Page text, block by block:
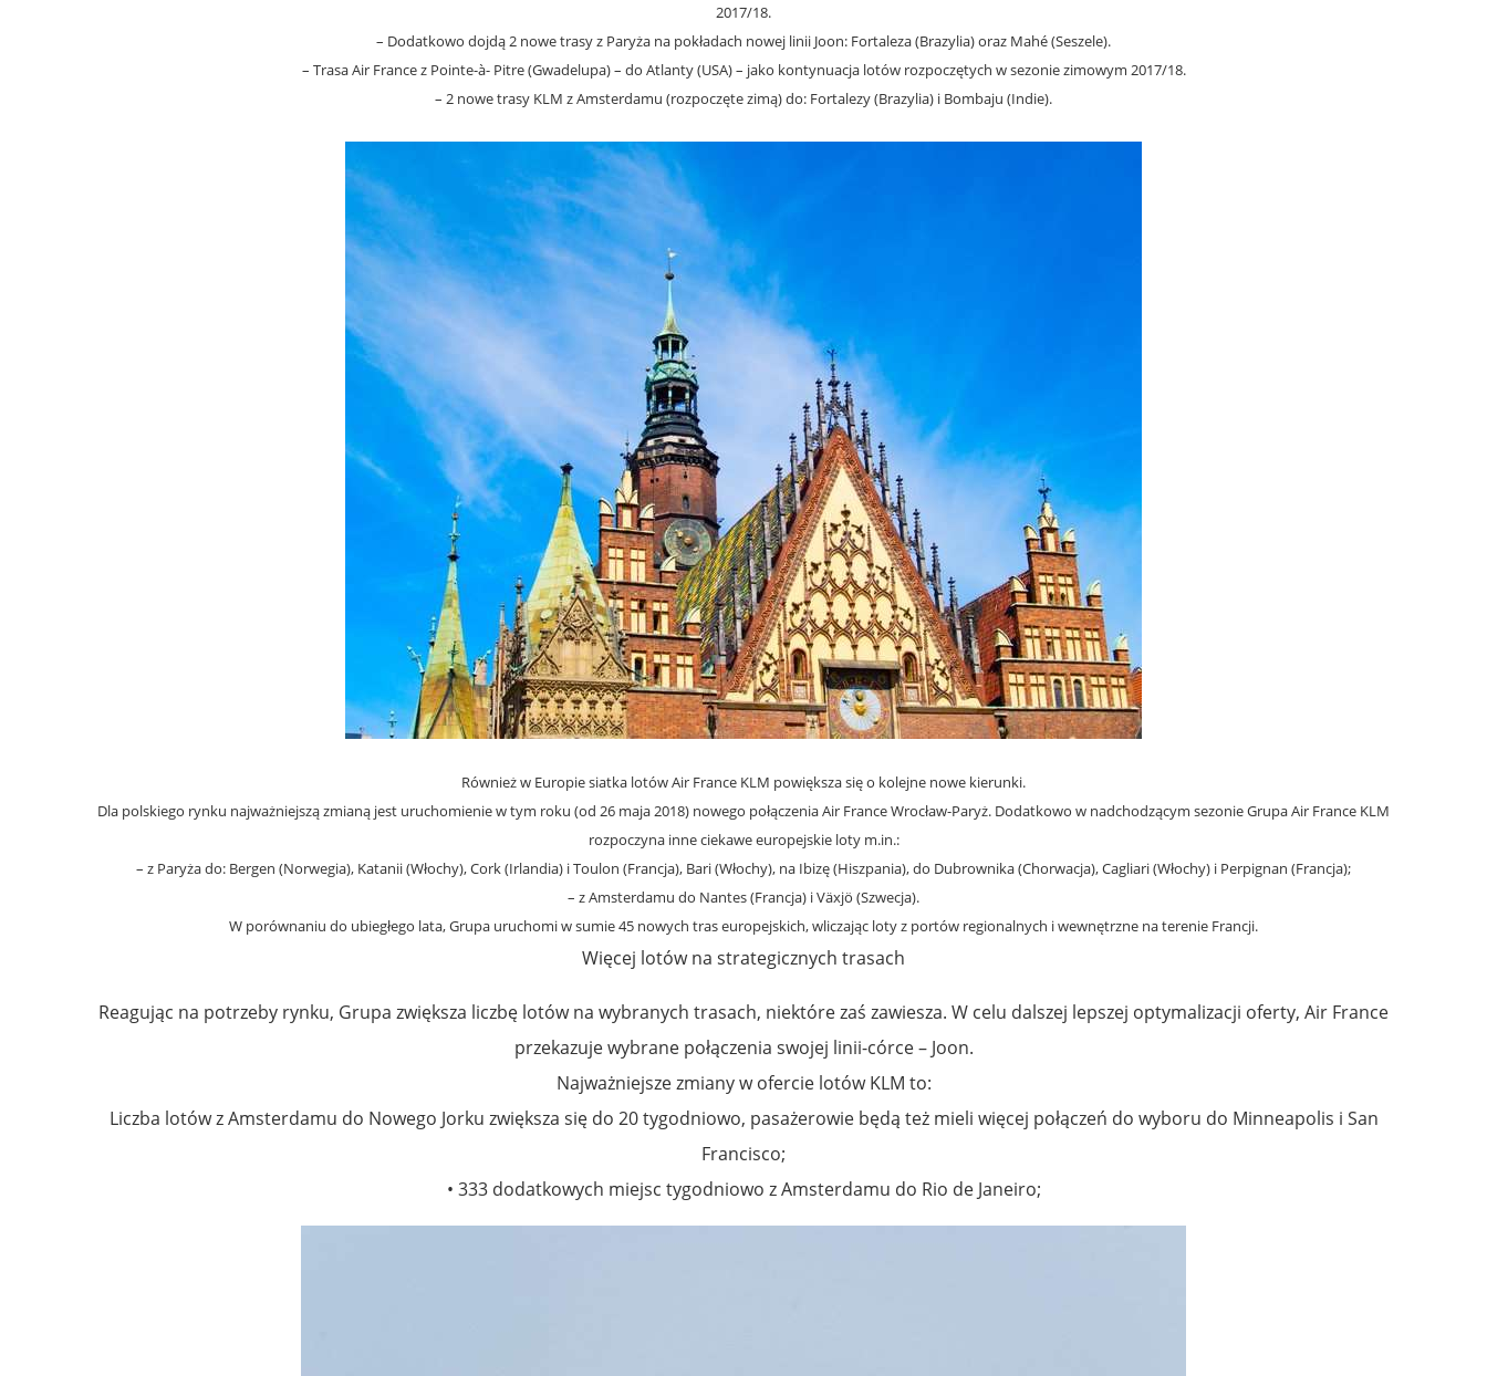
2017/18.
– Dodatkowo dojdą 2 nowe trasy z Paryża na pokładach nowej linii Joon: Fortaleza (Brazylia) oraz Mahé (Seszele).
– Trasa Air France z Pointe-à- Pitre (Gwadelupa) – do Atlanty (USA) – jako kontynuacja lotów rozpoczętych w sezonie zimowym 2017/18.
– 2 nowe trasy KLM z Amsterdamu (rozpoczęte zimą) do: Fortalezy (Brazylia) i Bombaju (Indie).
Również w Europie siatka lotów Air France KLM powiększa się o kolejne nowe kierunki.
Dla polskiego rynku najważniejszą zmianą jest uruchomienie w tym roku (od 26 maja 2018) nowego połączenia Air France Wrocław-Paryż. Dodatkowo w nadchodzącym sezonie Grupa Air France KLM
rozpoczyna inne ciekawe europejskie loty m.in.:
– z Paryża do: Bergen (Norwegia), Katanii (Włochy), Cork (Irlandia) i Toulon (Francja), Bari (Włochy), na Ibizę (Hiszpania), do Dubrownika (Chorwacja), Cagliari (Włochy) i Perpignan (Francja);
– z Amsterdamu do Nantes (Francja) i Växjö (Szwecja).
W porównaniu do ubiegłego lata, Grupa uruchomi w sumie 45 nowych tras europejskich, wliczając loty z portów regionalnych i wewnętrzne na terenie Francji.
Więcej lotów na strategicznych trasach
Reagując na potrzeby rynku, Grupa zwiększa liczbę lotów na wybranych trasach, niektóre zaś zawiesza. W celu dalszej lepszej optymalizacji oferty, Air France
przekazuje wybrane połączenia swojej linii-córce – Joon.
Najważniejsze zmiany w ofercie lotów KLM to:
Liczba lotów z Amsterdamu do Nowego Jorku zwiększa się do 20 tygodniowo, pasażerowie będą też mieli więcej połączeń do wyboru do Minneapolis i San
Francisco;
• 333 dodatkowych miejsc tygodniowo z Amsterdamu do Rio de Janeiro;